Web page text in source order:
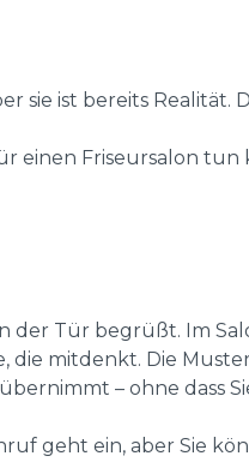
ist bereits Realität.
einen Friseursalon tun
der Tür begrüßt. Im
die mitdenkt. Die
– ohne dass
geht ein, aber Sie